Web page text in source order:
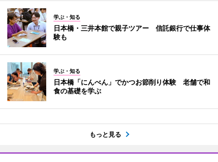
学ぶ・知る
日本橋・三井本館で親子ツアー 信託銀行で仕事体
験も
学ぶ・知る
日本橋「にんべん」でかつお節削り体験 老舗で和
食の基礎を学ぶ
もっと見る